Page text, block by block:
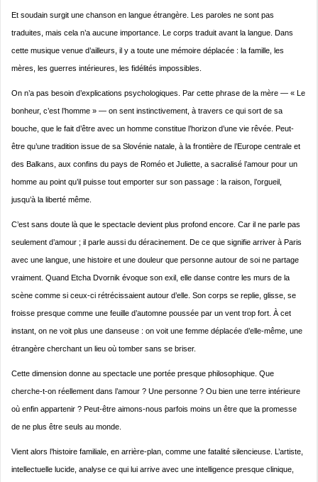
Et soudain surgit une chanson en langue étrangère. Les paroles ne sont pas
traduites, mais cela n’a aucune importance. Le corps traduit avant la langue. Dans
cette musique venue d’ailleurs, il y a toute une mémoire déplacée : la famille, les
mères, les guerres intérieures, les fidélités impossibles.
On n’a pas besoin d’explications psychologiques. Par cette phrase de la mère — « Le
bonheur, c’est l’homme » — on sent instinctivement, à travers ce qui sort de sa
bouche, que le fait d’être avec un homme constitue l’horizon d’une vie rêvée. Peut-
être qu’une tradition issue de sa Slovénie natale, à la frontière de l’Europe centrale et
des Balkans, aux confins du pays de Roméo et Juliette, a sacralisé l’amour pour un
homme au point qu’il puisse tout emporter sur son passage : la raison, l’orgueil,
jusqu’à la liberté même.
C’est sans doute là que le spectacle devient plus profond encore. Car il ne parle pas
seulement d’amour ; il parle aussi du déracinement. De ce que signifie arriver à Paris
avec une langue, une histoire et une douleur que personne autour de soi ne partage
vraiment. Quand Etcha Dvornik évoque son exil, elle danse contre les murs de la
scène comme si ceux-ci rétrécissaient autour d’elle. Son corps se replie, glisse, se
froisse presque comme une feuille d’automne poussée par un vent trop fort. À cet
instant, on ne voit plus une danseuse : on voit une femme déplacée d’elle-même, une
étrangère cherchant un lieu où tomber sans se briser.
Cette dimension donne au spectacle une portée presque philosophique. Que
cherche-t-on réellement dans l’amour ? Une personne ? Ou bien une terre intérieure
où enfin appartenir ? Peut-être aimons-nous parfois moins un être que la promesse
de ne plus être seuls au monde.
Vient alors l’histoire familiale, en arrière-plan, comme une fatalité silencieuse. L’artiste,
intellectuelle lucide, analyse ce qui lui arrive avec une intelligence presque clinique,